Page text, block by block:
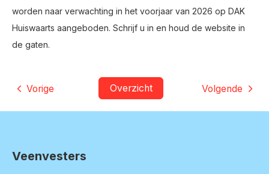
worden naar verwachting in het voorjaar van 2026 op DAK
Huiswaarts aangeboden. Schrijf u in en houd de website in
de gaten.
Volgende
Overzicht
Vorige
Contactinformatie
Veenvesters